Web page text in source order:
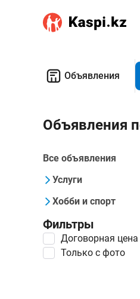
Объявления
Объявления
Все объявления
Услуги
Хобби и спорт
Фильтры
Договорная цена
Только с фото